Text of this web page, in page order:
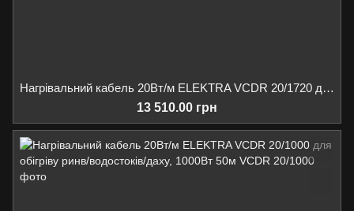
Нагрівальний кабель 20Вт/м ELEKTRA VCDR 20/1720 для обігріву ринв/водостоків/даху, 1720Вт 86м
13 510.00 грн